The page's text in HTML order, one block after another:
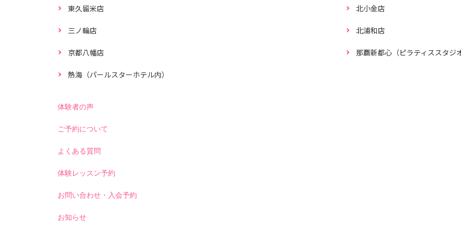
東久留米店 北小金店
三ノ輪店 北浦和店
京都八幡店 那覇新都心（ピラティススタジ
熱海（パールスターホテル内）
体験者の声
ご予約について
よくある質問
体験レッスン予約
お問い合わせ・入会予約
お知らせ